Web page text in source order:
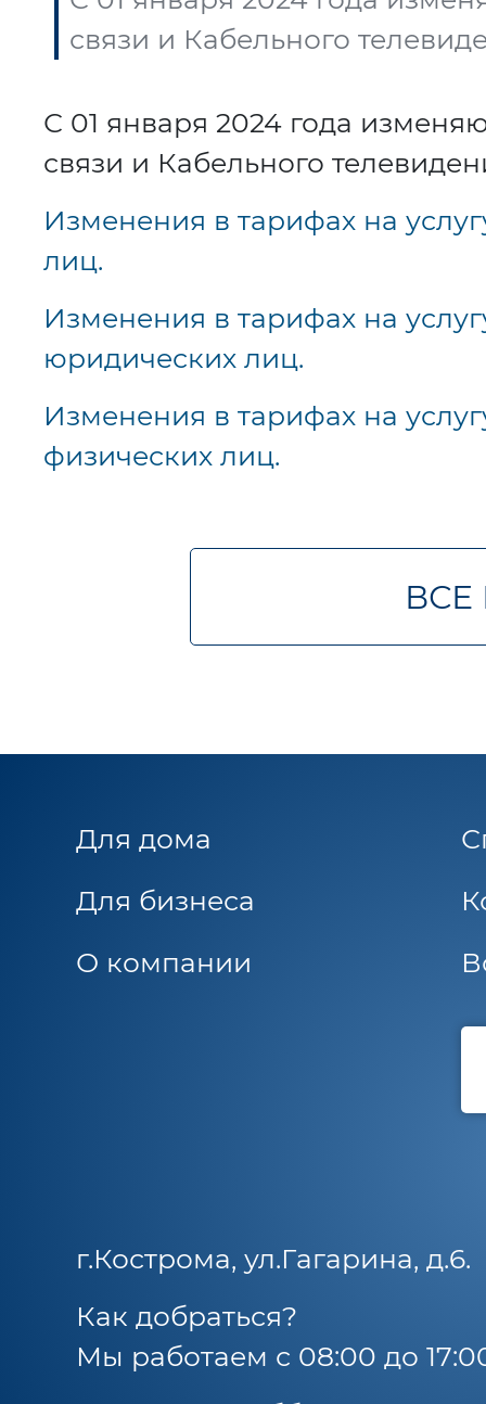
связи и Кабельного
С 01 января 2024 года
связи и Кабельного
Изменения в тарифах на
лиц.
Изменения в тарифах на
юридических лиц.
Изменения в тарифах на
физических лиц.
Для дома
Для бизнеса
О компании
г.Кострома, ул.Гагарина, д.6.
Как добраться?
Мы работаем с 08:00 до